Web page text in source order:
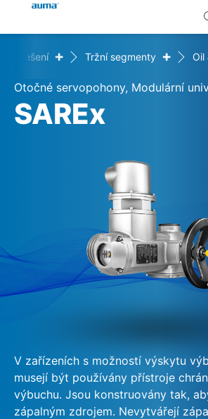
Produkty
Řešení
Global
Evropa
Severní Amerika
Vyhledávání
Řešení + Tržní segmenty + Oil
Otočné servopohony, Modulární
SAREx
V zařízeních s možností výskytu
musejí být používány přístroje
výbuchu. Jsou konstruovány tak,
zápalným zdrojem. Nevytvářejí